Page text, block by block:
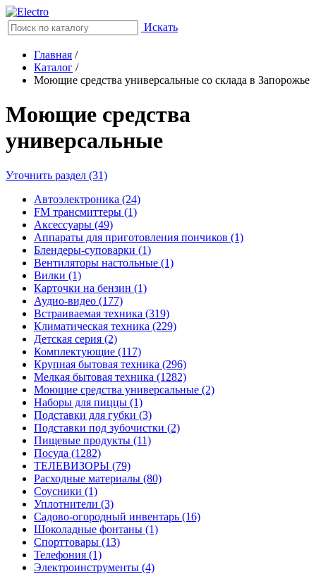
Искать
Главная /
Каталог /
Моющие средства универсальные со склада в Запорожье
Моющие средства
универсальные
Уточнить раздел (31)
Автоэлектроника (24)
FM трансмиттеры (1)
Аксессуары (49)
Аппараты для приготовления пончиков (1)
Блендеры-суповарки (1)
Вентиляторы настольные (1)
Вилки (1)
Карточки на бензин (1)
Аудио-видео (177)
Встраиваемая техника (319)
Климатическая техника (229)
Детская серия (2)
Комплектующие (117)
Крупная бытовая техника (296)
Мелкая бытовая техника (1282)
Моющие средства универсальные (2)
Наборы для пиццы (1)
Подставки для губки (3)
Подставки под зубочистки (2)
Пищевые продукты (11)
Посуда (1282)
ТЕЛЕВИЗОРЫ (79)
Расходные материалы (80)
Соусники (1)
Уплотнители (3)
Садово-огородный инвентарь (16)
Шоколадные фонтаны (1)
Спорттовары (13)
Телефония (1)
Электроинструменты (4)